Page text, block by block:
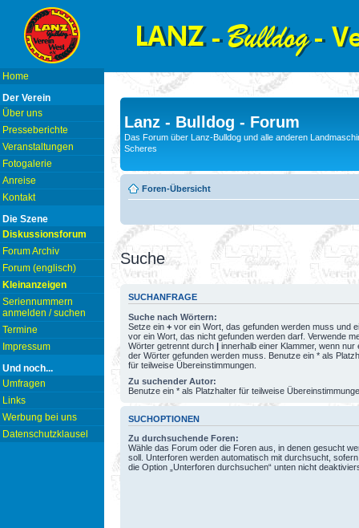
Home
Der Verein
Über uns
Presseberichte
Veranstaltungen
Fotogalerie
Anreise
Kontakt
Die Szene
Diskussionsforum
Forum Archiv
Forum (englisch)
Kleinanzeigen
Seriennummern
anmelden / suchen
Termine
Impressum
Und noch...
Umfragen
Links
Werbung bei uns
Datenschutzklausel
Lanz - Bulldog - Forum
Das Forum über Lanz-Bulldog und alle anderen
Scheres
Foren-Übersicht
Suche
SUCHANFRAGE
Suche nach Wörtern:
Setze ein + vor ein Wort, das gefunden werden muss und
vor ein Wort, das nicht gefunden werden darf. Verwende
Wörter getrennt durch | innerhalb einer Klammer, wenn nur
der Wörter gefunden werden muss. Benutze ein * als
für teilweise Übereinstimmungen.
Zu suchender Autor:
Benutze ein * als Platzhalter für teilweise
SUCHOPTIONEN
Zu durchsuchende Foren:
Wähle das Forum oder die Foren aus, in denen gesucht
soll. Unterforen werden automatisch mit durchsucht,
die Option „Unterforen durchsuchen“ unten nicht